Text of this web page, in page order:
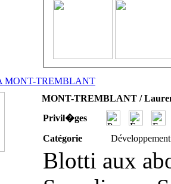
MONT-TREMBLANT
MONT-TREMBLANT /
Privil�ges
Catégorie
Blotti aux